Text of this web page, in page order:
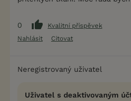
0
Kvalitní příspěvek
Nahlásit
Citovat
Neregistrovaný uživatel
Uživatel s deaktivovaným